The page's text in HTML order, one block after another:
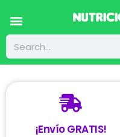
¡Envío GRATIS!